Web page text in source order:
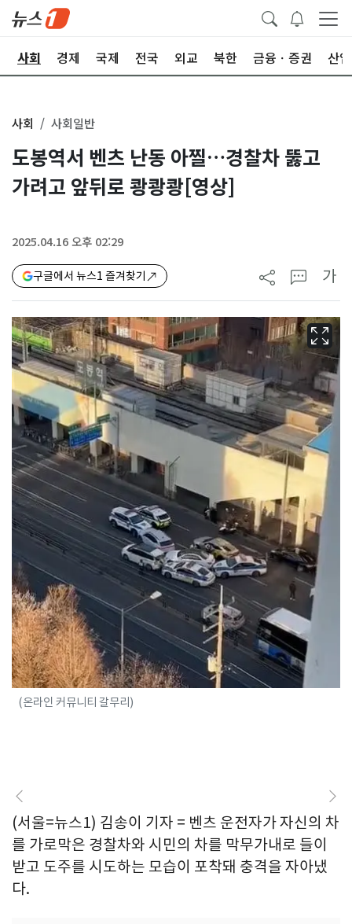
사회 경제 국제 전국 외교 북한 금융ㆍ증권 산업
사회 사회일반
도봉역서 벤츠 난동 아찔…경찰차 뚫고
가려고 앞뒤로 쾅쾅쾅[영상]
2025.04.16 오후 02:29
구글에서 뉴스1 즐겨찾기 가
(온라인 커뮤니티 갈무리)
(서울=뉴스1) 김송이 기자 = 벤츠 운전자가 자신의 차
를 가로막은 경찰차와 시민의 차를 막무가내로 들이
받고 도주를 시도하는 모습이 포착돼 충격을 자아냈
다.